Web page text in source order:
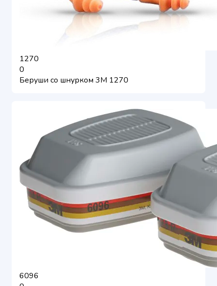
1270
0
Беруши со шнурком 3М 1270
6096